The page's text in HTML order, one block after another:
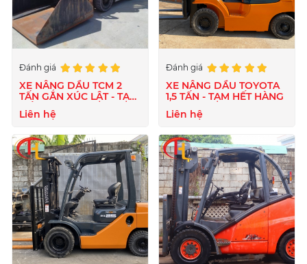
Đánh giá
XE NÂNG DẦU TCM 2
TẤN GẮN XÚC LẬT - TẠM
HẾT HÀNG
Liên hệ
Đánh giá
XE NÂNG DẦU TOYOTA
1,5 TẤN - TẠM HẾT HÀNG
Liên hệ